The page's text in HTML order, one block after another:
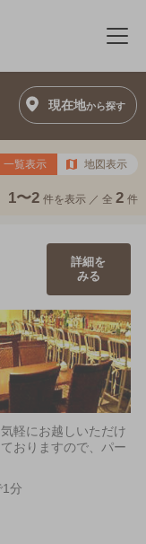
メ
現在地から探す
一覧表示 地図表示
1〜2 件を表示 ／ 全 2 件
詳細を
みる
軽にお越しいただけ
おりますので、パー
分